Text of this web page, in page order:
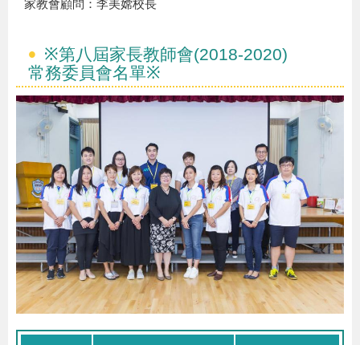
家教會顧問：李美嫦校長
※第八屆家長教師會(2018-2020)
常務委員會名單※